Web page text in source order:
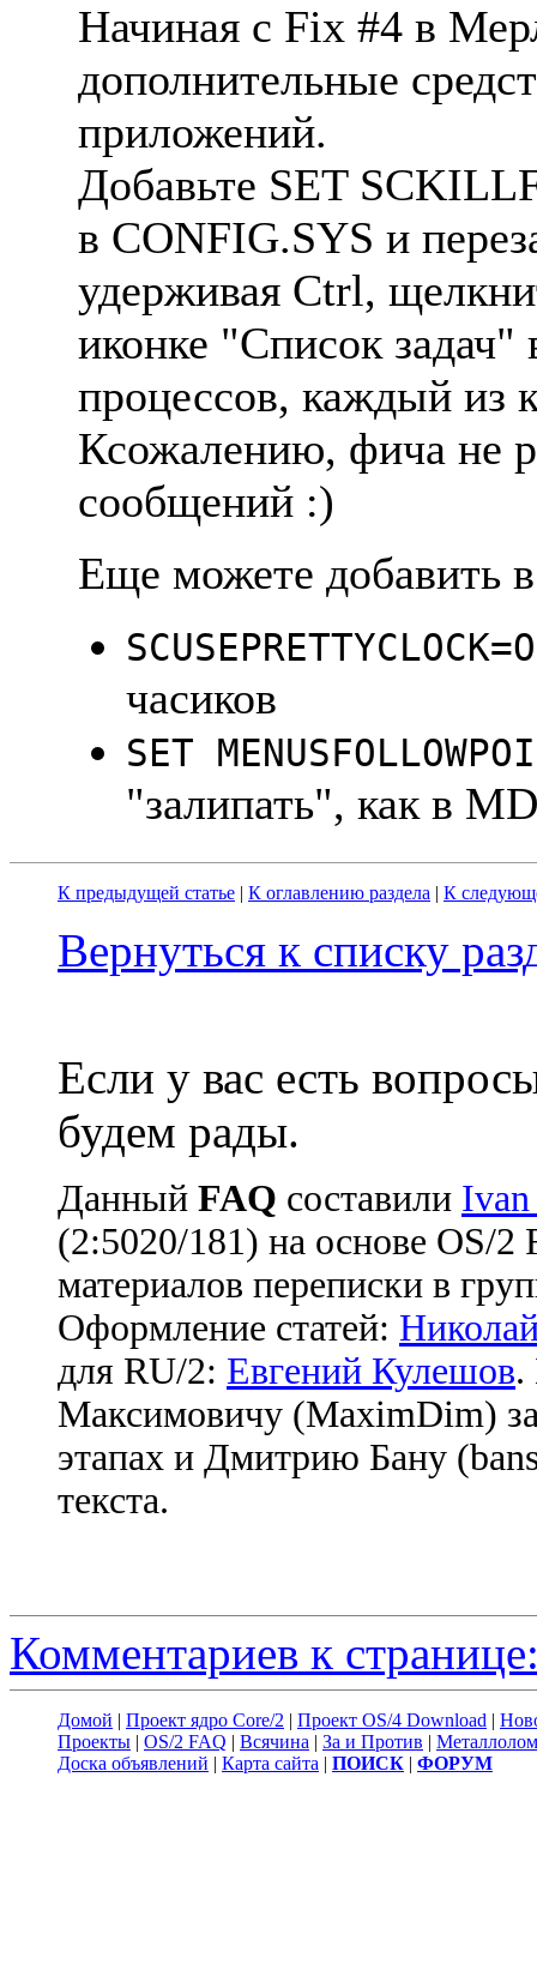
Начиная с Fix #4 в
дополнительные
приложений.
Добавьте SET
в CONFIG.SYS и
удерживая Ctrl,
иконке "Список задач"
процессов, каждый из
Ксожалению, фича не
сообщений :)
Еще можете добавить
часиков
SET
"залипать", как в
К предыдущей статье | К оглавлению раздела | К
Вернуться к списку
Если у вас есть
будем рады.
Данный FAQ cоставили
(2:5020/181) на основе OS/
материалов переписки в
Оформление статей:
для RU/2: Евгений Кулешов.
Максимовичу (MaximDim)
этапах и Дмитрию Бану
текста.
Комментариев к
Домой | Проект ядро Core/2 | Проект OS/4 Download |
Проекты | OS/2 FAQ | Всячина | За и Против | Металлолом
Доска объявлений | Карта сайта | ПОИСК | ФОРУМ